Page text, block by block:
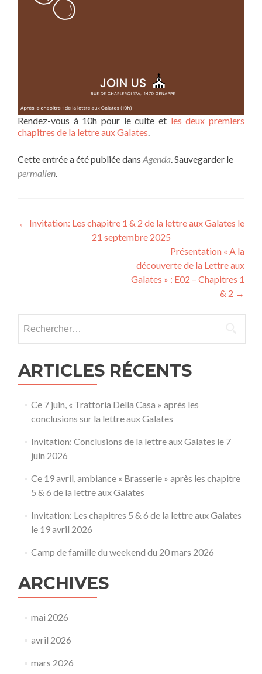
Rendez-vous à 10h pour le culte et les deux premiers
chapitres de la lettre aux Galates.
Cette entrée a été publiée dans Agenda. Sauvegarder le
permalien.
Navigation
← Invitation: Les chapitre 1 & 2 de la lettre aux Galates le
21 septembre 2025
Présentation « A la
découverte de la Lettre aux
Galates » : E02 – Chapitres 1
& 2 →
ARTICLES RÉCENTS
Ce 7 juin, « Trattoria Della Casa » après les
conclusions sur la lettre aux Galates
Invitation: Conclusions de la lettre aux Galates le 7
juin 2026
Ce 19 avril, ambiance « Brasserie » après les chapitre
5 & 6 de la lettre aux Galates
Invitation: Les chapitres 5 & 6 de la lettre aux Galates
le 19 avril 2026
Camp de famille du weekend du 20 mars 2026
ARCHIVES
mai 2026
avril 2026
mars 2026